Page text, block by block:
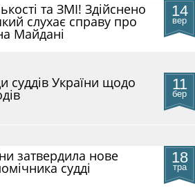
14
вер
та ЗМІ! Здійснено
слухає справу про
Майдані
11
бер
суддів України щодо
18
тра
затвердила нове
судді